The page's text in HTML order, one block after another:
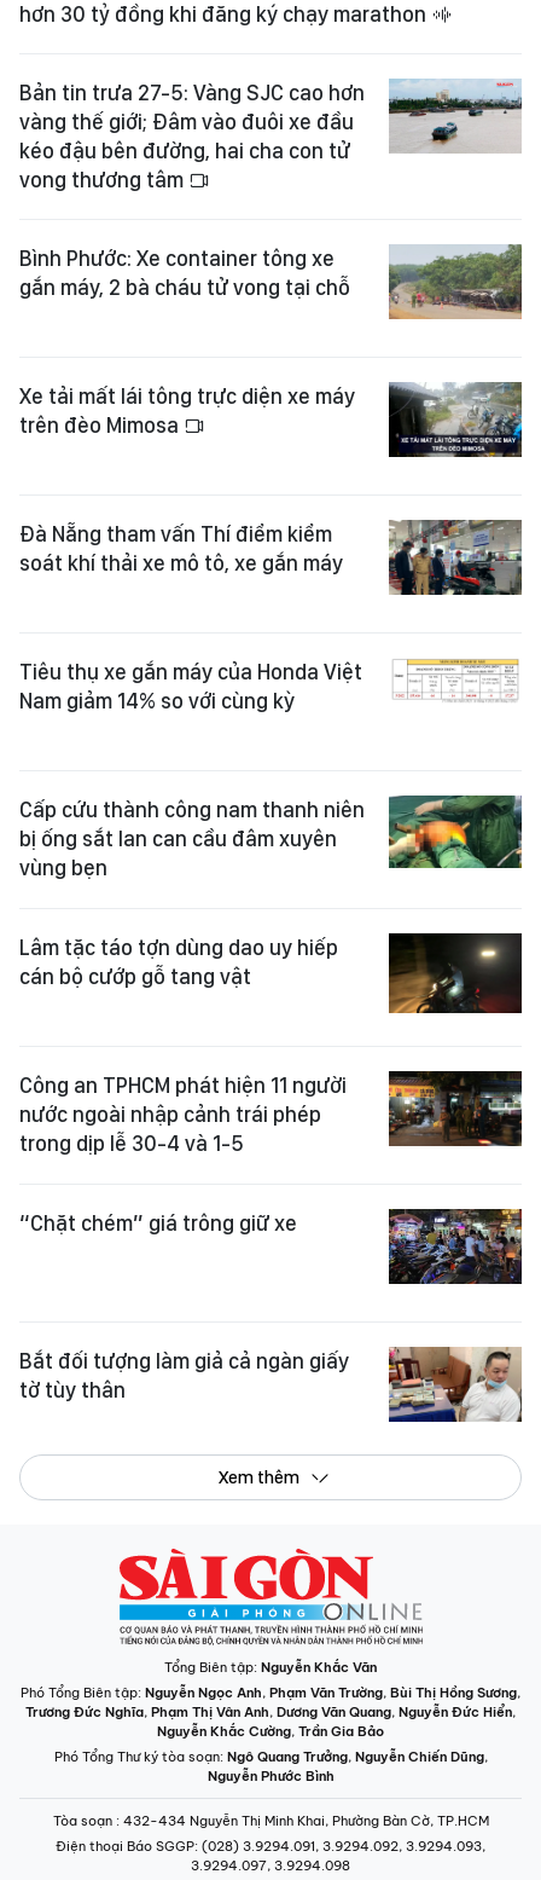
hơn 30 tỷ đồng khi đăng ký chạy marathon
Bản tin trưa 27-5: Vàng SJC cao hơn
vàng thế giới; Đâm vào đuôi xe đầu
kéo đậu bên đường, hai cha con tử
vong thương tâm
Bình Phước: Xe container tông xe
gắn máy, 2 bà cháu tử vong tại chỗ
Xe tải mất lái tông trực diện xe máy
trên đèo Mimosa
Đà Nẵng tham vấn Thí điểm kiểm
soát khí thải xe mô tô, xe gắn máy
Tiêu thụ xe gắn máy của Honda Việt
Nam giảm 14% so với cùng kỳ
Cấp cứu thành công nam thanh niên
bị ống sắt lan can cầu đâm xuyên
vùng bẹn
Lâm tặc táo tợn dùng dao uy hiếp
cán bộ cướp gỗ tang vật
Công an TPHCM phát hiện 11 người
nước ngoài nhập cảnh trái phép
trong dịp lễ 30-4 và 1-5
“Chặt chém” giá trông giữ xe
Bắt đối tượng làm giả cả ngàn giấy
tờ tùy thân
Xem thêm
Tổng Biên tập: Nguyễn Khắc Văn
Phó Tổng Biên tập: Nguyễn Ngọc Anh, Phạm Văn Trường, Bùi Thị Hồng Sương,
Trương Đức Nghĩa, Phạm Thị Vân Anh, Dương Văn Quang, Nguyễn Đức Hiển,
Nguyễn Khắc Cường, Trần Gia Bảo
Phó Tổng Thư ký tòa soạn: Ngô Quang Trưởng, Nguyễn Chiến Dũng,
Nguyễn Phước Bình
Tòa soạn : 432-434 Nguyễn Thị Minh Khai, Phường Bàn Cờ, TP.HCM
Điện thoại Báo SGGP: (028) 3.9294.091, 3.9294.092, 3.9294.093,
3.9294.097, 3.9294.098